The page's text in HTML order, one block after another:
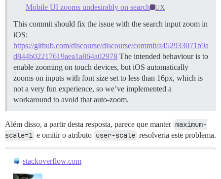
Mobile UI zooms undesirably on search UX
This commit should fix the issue with the search input zoom in
iOS:
https://github.com/discourse/discourse/commit/a452933071b9a
d844b02217619aea1a864a02978 The intended behaviour is to
enable zooming on touch devices, but iOS automatically
zooms on inputs with font size set to less than 16px, which is
not a very fun experience, so we’ve implemented a
workaround to avoid that auto-zoom.
Além disso, a partir desta resposta, parece que manter maximum-
scale=1 e omitir o atributo user-scale resolveria este problema.
stackoverflow.com